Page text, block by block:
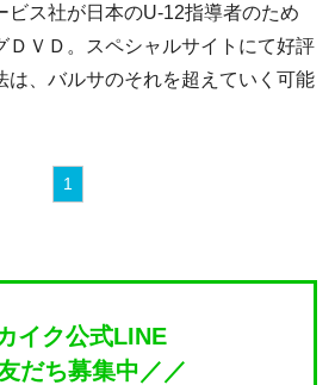
ビス社が日本のU-12指導者のため
ＤＶＤ。スペシャルサイトにて好評
、バルサのそれを超えていく可能
1
イク公式LINE
だち募集中／／